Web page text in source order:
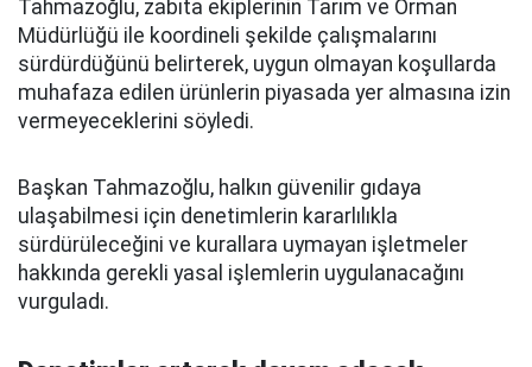
Tahmazoğlu, zabıta ekiplerinin Tarım ve Orman
Müdürlüğü ile koordineli şekilde çalışmalarını
sürdürdüğünü belirterek, uygun olmayan koşullarda
muhafaza edilen ürünlerin piyasada yer almasına izin
vermeyeceklerini söyledi.
Başkan Tahmazoğlu, halkın güvenilir gıdaya
ulaşabilmesi için denetimlerin kararlılıkla
sürdürüleceğini ve kurallara uymayan işletmeler
hakkında gerekli yasal işlemlerin uygulanacağını
vurguladı.